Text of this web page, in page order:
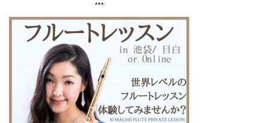
***